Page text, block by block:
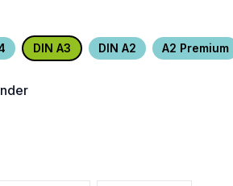
DIN A3 DIN A2 A2 Premium